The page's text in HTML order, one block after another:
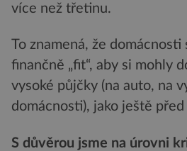
více než třetinu.
To znamená, že
finančně „fit“, aby si mohly
vysoké půjčky (na auto, na
domácnosti), jako ještě před
S důvěrou jsme na úrovni